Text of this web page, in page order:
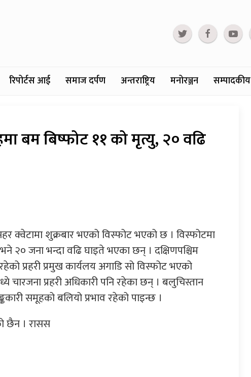
रिपोर्टस आई समाज दर्पण अन्तराष्ट्रिय मनोरञ्जन सम्पादकीय
बम बिष्फोट ११ को मृत्यु, २० वढि
क्वेटामा शुक्रबार भएको विस्फोट भएको छ । विस्फोटमा
२० जना भन्दा वढि घाइते भएका छन् । दक्षिणपश्चिम
प्रहरी प्रमुख कार्यलय अगाडि सो विस्फोट भएको
चारजना प्रहरी अधिकारी पनि रहेका छन् । बलुचिस्तान
समूहको बलियो प्रभाव रहेको पाइन्छ ।
छैन । रासस